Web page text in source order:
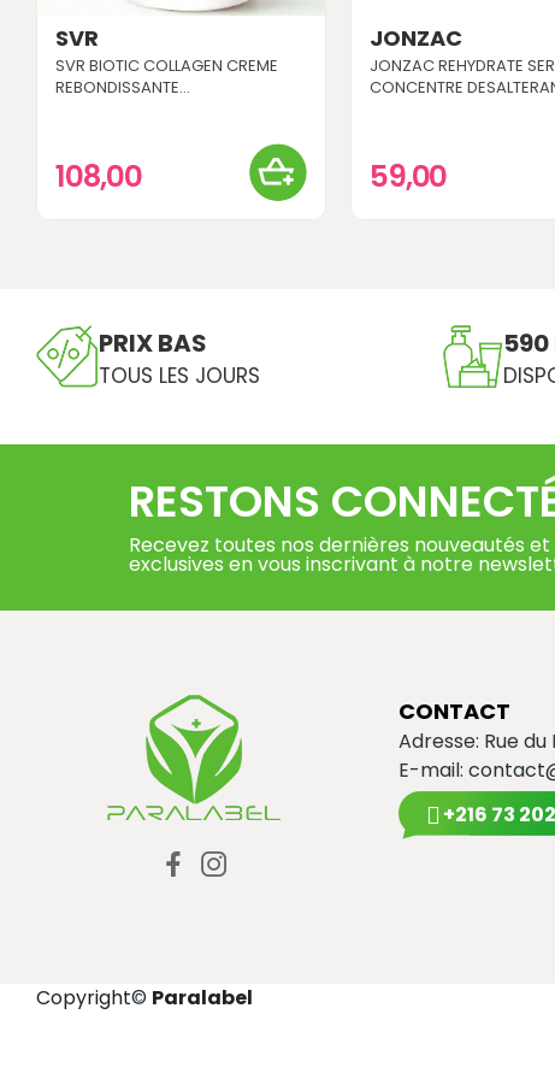
SVR
SVR BIOTIC COLLAGEN CREME
REBONDISSANTE...
108,00
JONZAC
JONZAC REHYDRATE
CONCENTRE
59,00
PRIX BAS
TOUS LES JOURS
590
RESTONS
Recevez toutes nos dernières nouveautés
exclusives en vous inscrivant à notre
CONTACT
Adresse: Rue
E-mail:
+216 73
Copyright© Paralabel